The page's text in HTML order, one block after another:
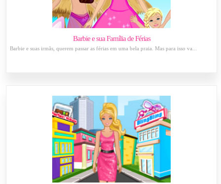
Barbie e sua Família de Férias
Barbie e suas irmãs, querem passar as férias em uma bela praia. Mas para isso va...